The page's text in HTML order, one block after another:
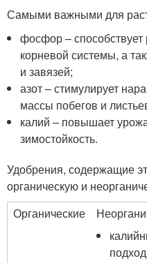
Самыми важными для
фосфор –
корневой системы, а
и завязей;
азот – стимулирует
массы побегов и
калий – повышает
зимостойкость.
Удобрения, содержащие
органическую и
Органические